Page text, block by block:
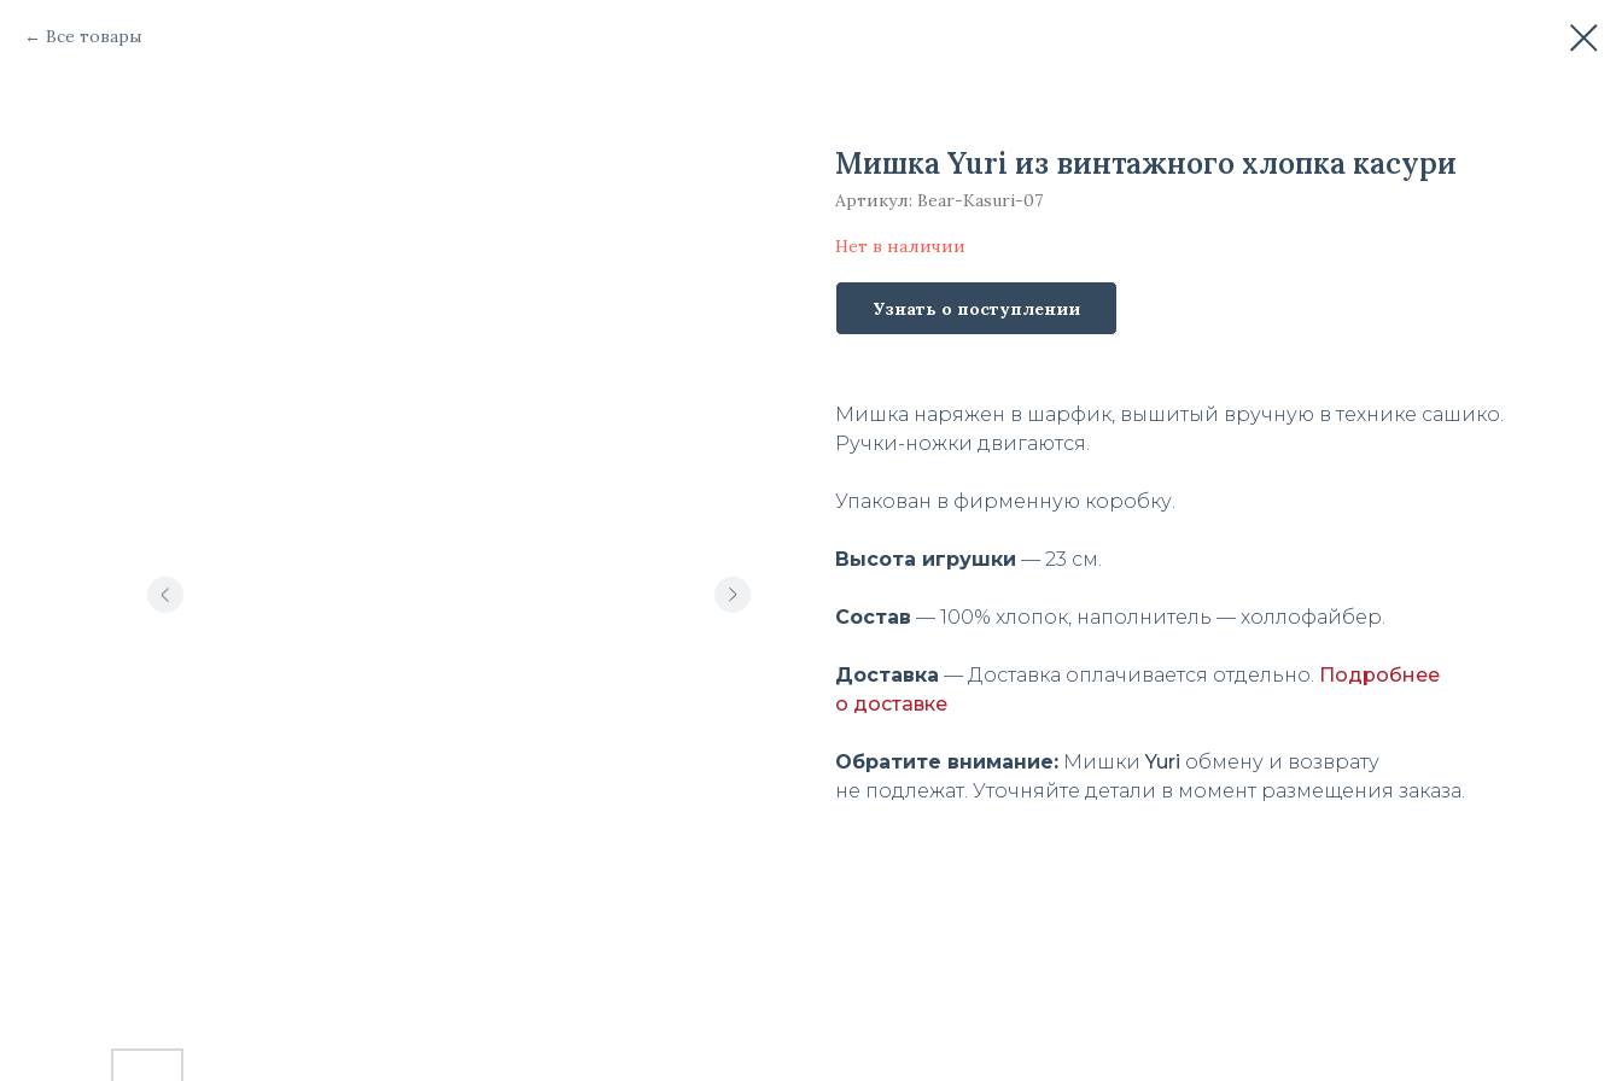
Все товары
Мишка Yuri из винтажного хлопка касури
Артикул: Bear-Kasuri-07
Нет в наличии
Узнать о поступлении
Мишка наряжен в шарфик, вышитый вручную в технике сашико.
Ручки-ножки двигаются.
Упакован в фирменную коробку.
Высота игрушки — 23 см.
Состав — 100% хлопок, наполнитель — холлофайбер.
Доставка — Доставка оплачивается отдельно. Подробнее
о доставке
Обратите внимание: МишкиYuri обмену и возврату
не подлежат. Уточняйте детали в момент размещения заказа.